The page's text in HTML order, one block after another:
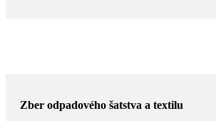
Zber odpadového šatstva a textilu